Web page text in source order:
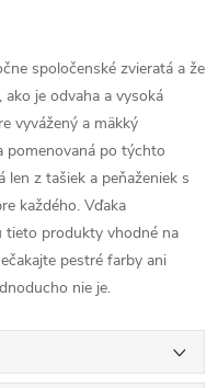
spoločenské zvieratá a že
je odvaha a vysoká
vyvážený a mäkký
pomenovaná po týchto
len z tašiek a peňaženiek s
každého. Vďaka
tieto produkty vhodné na
pestré farby ani
nie je.